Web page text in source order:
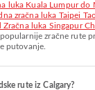
zračna luka Taipei
Zračna luka Singapur
zračne rute
putovanje.
rute iz Calgary?